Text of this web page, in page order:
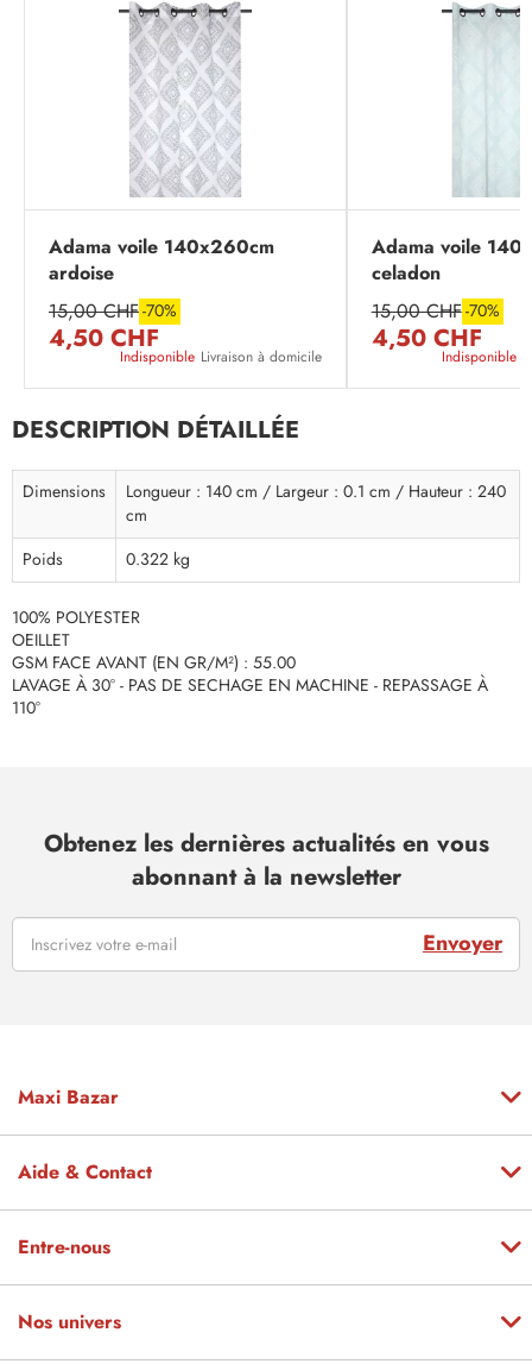
Adama voile 140x260cm
ardoise
15,00 CHF-70%
4,50 CHF
Indisponible Livraison à domicile
Adama voile
celadon
15,00 CHF-70%
4,50 CHF
Indisponible
DESCRIPTION DÉTAILLÉE
Dimensions
Longueur : 140 cm / Largeur : 0.1 cm / Hauteur : 240
cm
Poids
0.322 kg
100% POLYESTER
OEILLET
GSM FACE AVANT (EN GR/M²) : 55.00
LAVAGE À 30° - PAS DE SECHAGE EN MACHINE - REPASSAGE À
110°
Obtenez les dernières actualités en vous
abonnant à la newsletter
Envoyer
Maxi Bazar
Aide & Contact
Entre-nous
Nos univers